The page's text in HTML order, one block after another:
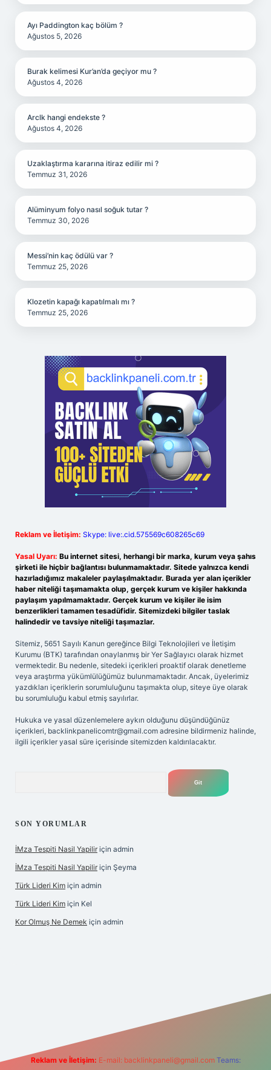
Ayı Paddington kaç bölüm ?
Ağustos 5, 2026
Burak kelimesi Kur’an’da geçiyor mu ?
Ağustos 4, 2026
Arclk hangi endekste ?
Ağustos 4, 2026
Uzaklaştırma kararına itiraz edilir mi ?
Temmuz 31, 2026
Alüminyum folyo nasıl soğuk tutar ?
Temmuz 30, 2026
Messi’nin kaç ödülü var ?
Temmuz 25, 2026
Klozetin kapağı kapatılmalı mı ?
Temmuz 25, 2026
Reklam ve İletişim: Skype: live:.cid.575569c608265c69
Yasal Uyarı: Bu internet sitesi, herhangi bir marka, kurum veya şahıs
şirketi ile hiçbir bağlantısı bulunmamaktadır. Sitede yalnızca kendi
hazırladığımız makaleler paylaşılmaktadır. Burada yer alan içerikler
haber niteliği taşımamakta olup, gerçek kurum ve kişiler hakkında
paylaşım yapılmamaktadır. Gerçek kurum ve kişiler ile isim
benzerlikleri tamamen tesadüfidir. Sitemizdeki bilgiler taslak
halindedir ve tavsiye niteliği taşımazlar.
Sitemiz, 5651 Sayılı Kanun gereğince Bilgi Teknolojileri ve İletişim
Kurumu (BTK) tarafından onaylanmış bir Yer Sağlayıcı olarak hizmet
vermektedir. Bu nedenle, sitedeki içerikleri proaktif olarak denetleme
veya araştırma yükümlülüğümüz bulunmamaktadır. Ancak, üyelerimiz
yazdıkları içeriklerin sorumluluğunu taşımakta olup, siteye üye olarak
bu sorumluluğu kabul etmiş sayılırlar.
Hukuka ve yasal düzenlemelere aykırı olduğunu düşündüğünüz
içerikleri, backlinkpanelicomtr@gmail.com adresine bildirmeniz halinde,
ilgili içerikler yasal süre içerisinde sitemizden kaldırılacaktır.
SON YORUMLAR
İMza Tespiti Nasil Yapilir için admin
İMza Tespiti Nasil Yapilir için Şeyma
Türk Lideri Kim için admin
Türk Lideri Kim için Kel
Kor Olmuş Ne Demek için admin
Reklam ve İletişim: E-mail: backlinkpaneli@gmail.com Teams: